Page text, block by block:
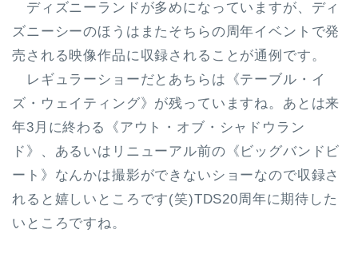
ディズニーランドが多めになっていますが、ディ
ズニーシーのほうはまたそちらの周年イベントで発
売される映像作品に収録されることが通例です。
レギュラーショーだとあちらは《テーブル・イ
ズ・ウェイティング》が残っていますね。あとは来
年3月に終わる《アウト・オブ・シャドウラン
ド》、あるいはリニューアル前の《ビッグバンドビ
ート》なんかは撮影ができないショーなので収録さ
れると嬉しいところです(笑)TDS20周年に期待した
いところですね。